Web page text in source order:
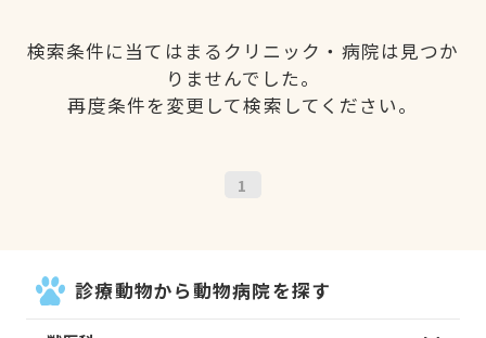
検索条件に当てはまるクリニック・病院は見つか
りませんでした。
再度条件を変更して検索してください。
1
診療動物から動物病院を探す